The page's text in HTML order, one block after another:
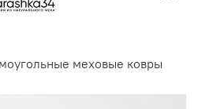
меховые ковры